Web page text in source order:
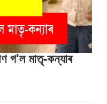
গ'ল মাতৃ-কন্যাৰ